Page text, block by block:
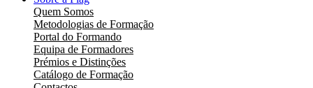
Quem Somos
Metodologias de Formação
Portal do Formando
Equipa de Formadores
Prémios e Distinções
Catálogo de Formação